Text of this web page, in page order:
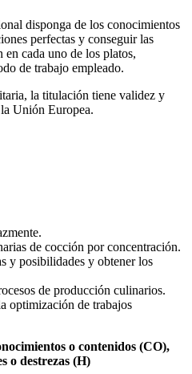
disponga de los conocimientos
perfectas y conseguir las
en cada uno de los platos,
de trabajo empleado.
la titulación tiene validez y
Unión Europea.
de cocción por concentración.
y posibilidades y obtener los
de producción culinarios.
optimización de trabajos
o contenidos (CO),
o destrezas (H)